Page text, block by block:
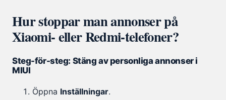
Hur stoppar man annonser på
Xiaomi- eller Redmi-telefoner?
Steg-för-steg: Stäng av personliga annonser i
MIUI
Öppna Inställningar.